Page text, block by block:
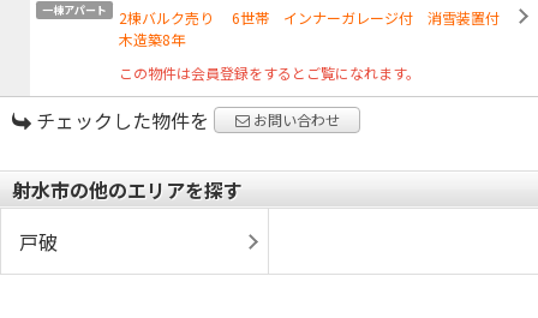
一棟アパート
2棟バルク売り 6世帯 インナーガレージ付 消雪装置付
木造築8年
この物件は会員登録をするとご覧になれます。
チェックした物件を お問い合わせ
射水市の他のエリアを探す
戸破